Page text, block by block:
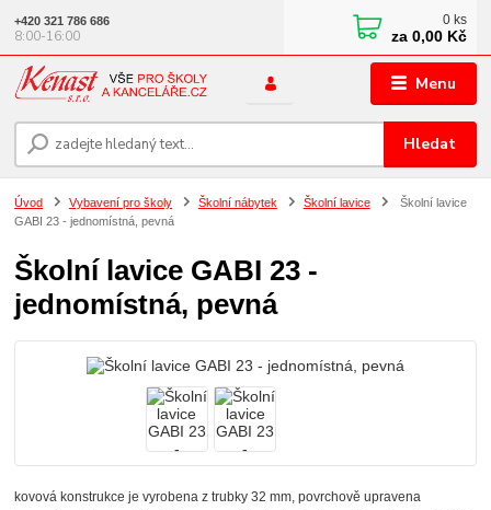
Menu
Hledat
+420 321 786 686
8:00-16:00
0 ks
za 0,00 Kč
Úvod Vybavení pro školy Školní nábytek Školní lavice
Školní lavice
GABI 23 - jednomístná, pevná
Školní lavice GABI 23 -
jednomístná, pevná
kovová konstrukce je vyrobena z trubky 32 mm, povrchově upravena